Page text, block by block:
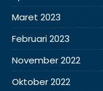
Maret 2023
Februari 2023
November 2022
Oktober 2022